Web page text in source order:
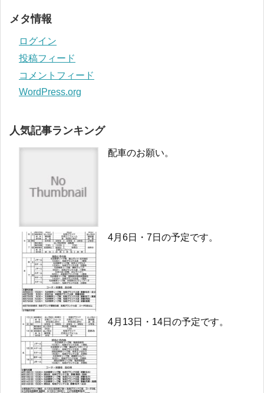
メタ情報
ログイン
投稿フィード
コメントフィード
WordPress.org
人気記事ランキング
配車のお願い。
4月6日・7日の予定です。
4月13日・14日の予定です。